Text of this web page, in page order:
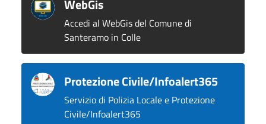
WebGis
Accedi al WebGis del Comune di
Santeramo in Colle
Protezione Civile/Infoalert365
Servizio di Polizia Locale e Protezione
Civile/Infoalert365